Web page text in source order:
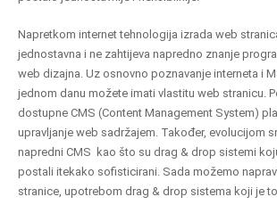
Napretkom internet tehnologija izrada web
jednostavna i ne zahtijeva napredno znanje
web dizajna. Uz osnovno poznavanje interneta i
jednom danu možete imati vlastitu web stranicu.
dostupne CMS (Content Management System)
upravljanje web sadržajem. Također, evolucijom
napredni CMS kao što su drag & drop sistemi
postali itekako sofisticirani. Sada možemo
stranice, upotrebom drag & drop sistema koji je